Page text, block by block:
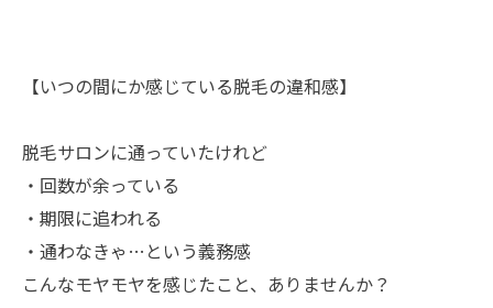
【いつの間にか感じている脱毛の違和感】
脱毛サロンに通っていたけれど
・回数が余っている
・期限に追われる
・通わなきゃ…という義務感
こんなモヤモヤを感じたこと、ありませんか？